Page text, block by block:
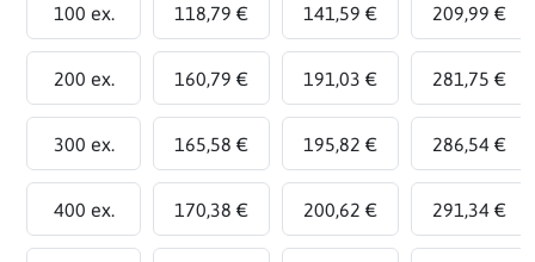
100 ex. 118,79 € 141,59 € 209,99 €
200 ex. 160,79 € 191,03 € 281,75 €
300 ex. 165,58 € 195,82 € 286,54 €
400 ex. 170,38 € 200,62 € 291,34 €